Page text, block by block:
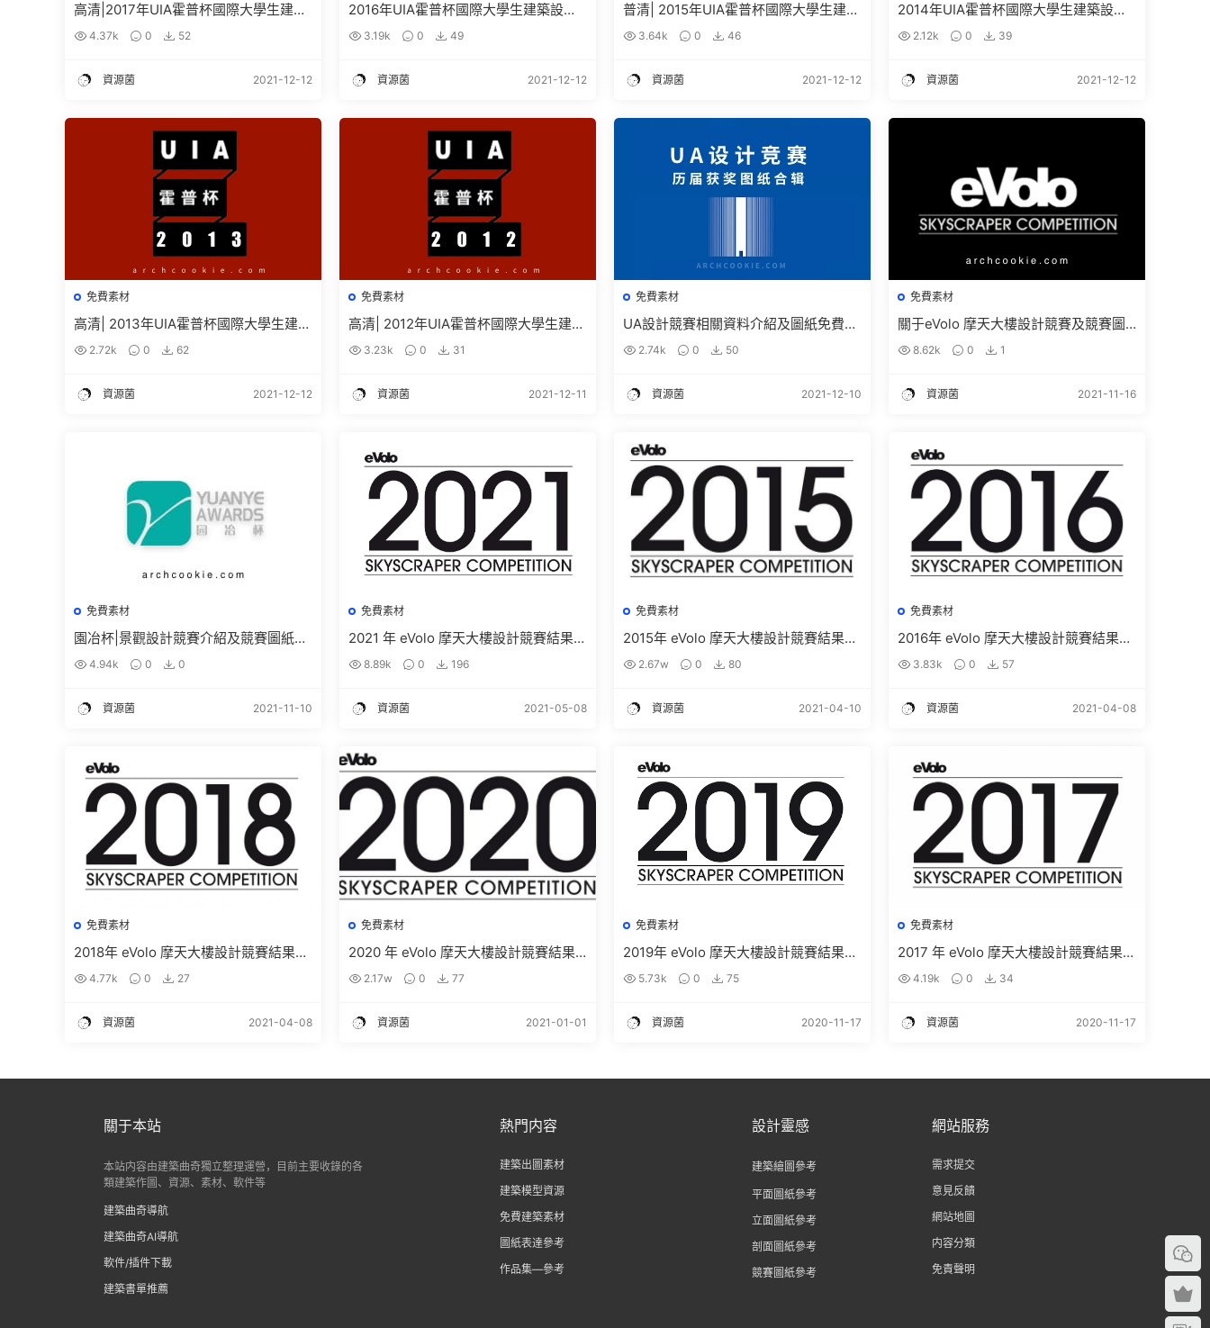
高清|2017年UIA霍普杯國際大學生建築
設計競賽獲獎作品高清圖紙免費下載
4.37k 0 52
資源菌 2021-12-12
2016年UIA霍普杯國際大學生建築設計
競賽獲獎作品高清圖紙免費下載
3.19k 0 49
資源菌 2021-12-12
普清| 2015年UIA霍普杯國際大學生建築
設計競賽獲獎作品高清圖紙免費下載
3.64k 0 46
資源菌 2021-12-12
2014年UIA霍普杯國際大學生建築設計
競賽獲獎作品下載
2.12k 0 39
資源菌 2021-12-12
免費素材
高清| 2013年UIA霍普杯國際大學生建築
設計競賽獲獎作品高清圖紙免費下載
2.72k 0 62
資源菌 2021-12-12
免費素材
高清| 2012年UIA霍普杯國際大學生建築
設計競賽獲獎作品高清圖紙免費下載
3.23k 0 31
資源菌 2021-12-11
免費素材
UA設計競賽相關資料介紹及圖紙免費下
載 | 2004-2018年UA設計競賽獲獎圖紙
2.74k 0 50
資源菌 2021-12-10
免費素材
關于eVolo 摩天大樓設計競賽及競賽圖
紙的下載方法，及獲獎圖紙下載 – evolo
skyscraper competition
8.62k 0 1
資源菌 2021-11-16
免費素材
園冶杯|景觀設計競賽介紹及競賽圖紙下
載 4.94k 0 0
資源菌 2021-11-10
免費素材
2021 年 eVolo 摩天大樓設計競賽結果及
高清圖紙免費下載
8.89k 0 196
資源菌 2021-05-08
免費素材
2015年 eVolo 摩天大樓設計競賽結果及
高清圖紙下載
2.67w 0 80
資源菌 2021-04-10
免費素材
2016年 eVolo 摩天大樓設計競賽結果及
高清圖紙下載
3.83k 0 57
資源菌 2021-04-08
免費素材
2018年 eVolo 摩天大樓設計競賽結果及
圖紙免費下載
4.77k 0 27
資源菌 2021-04-08
免費素材
2020 年 eVolo 摩天大樓設計競賽結果
及圖紙免費下載
2.17w 0 77
資源菌 2021-01-01
免費素材
2019年 eVolo 摩天大樓設計競賽結果及
圖紙免費下載
5.73k 0 75
資源菌 2020-11-17
免費素材
2017 年 eVolo 摩天大樓設計競賽結果及
圖紙下載
4.19k 0 34
資源菌 2020-11-17
關于本站
本站内容由建築曲奇獨立整理運營，目前主要收錄的各
類建築作圖、資源、素材、軟件等
建築曲奇導航
建築曲奇AI導航
軟件/插件下載
建築書單推薦
熱門内容
建築出圖素材
建築模型資源
免費建築素材
圖紙表達參考
作品集—參考
設計靈感
建築繪圖參考
平面圖紙參考
立面圖紙參考
剖面圖紙參考
競賽圖紙參考
網站服務
需求提交
意見反饋
網站地圖
内容分類
免責聲明